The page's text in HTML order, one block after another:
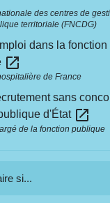
des centres de
territoriale (FNCDG)
dans la
open_in_new
de France
sans
d'État open_in_new
de la fonction publique
si...